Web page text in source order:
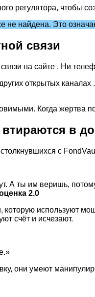
регулятора, чтобы
найдена. Это
связи
на сайте . Ни
открытых
Когда жертва
в
с
А ты им веришь,
2.0
которую используют
счёт и исчезают.
они умеют